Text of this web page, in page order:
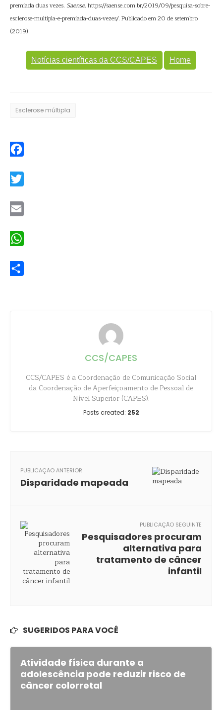
premiada duas vezes. Saense. https://saense.com.br/2019/09/pesquisa-sobre-
esclerose-multipla-e-premiada-duas-vezes/. Publicado em 20 de setembro
(2019).
Notícias científicas da CCS/CAPES Home
Esclerose múltipla
CCS/CAPES
CCS/CAPES é a Coordenação de Comunicação Social
da Coordenação de Aperfeiçoamento de Pessoal de
Nível Superior (CAPES).
Posts created: 252
PUBLICAÇÃO ANTERIOR
Disparidade mapeada
PUBLICAÇÃO SEGUINTE
Pesquisadores procuram
alternativa para
tratamento de câncer
infantil
SUGERIDOS PARA VOCÊ
Atividade física durante a
adolescência pode reduzir risco de
câncer colorretal